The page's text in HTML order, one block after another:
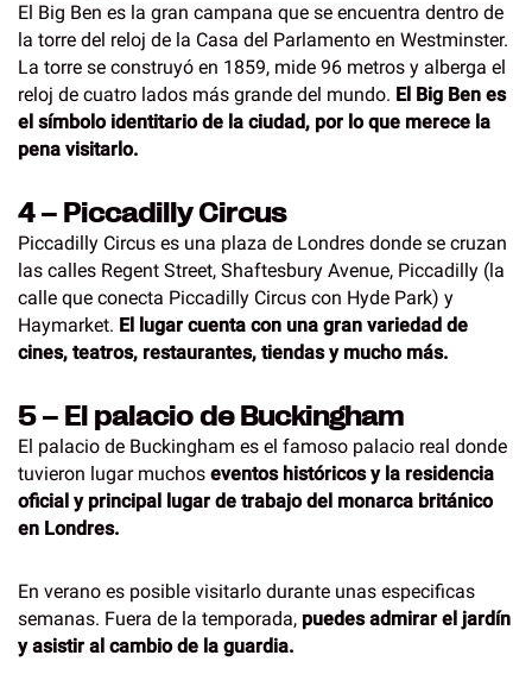
El Big Ben es la gran campana que se encuentra dentro de
la torre del reloj de la Casa del Parlamento en Westminster.
La torre se construyó en 1859, mide 96 metros y alberga el
reloj de cuatro lados más grande del mundo. El Big Ben es
el símbolo identitario de la ciudad, por lo que merece la
pena visitarlo.
4 – Piccadilly Circus
Piccadilly Circus es una plaza de Londres donde se cruzan
las calles Regent Street, Shaftesbury Avenue, Piccadilly (la
calle que conecta Piccadilly Circus con Hyde Park) y
Haymarket. El lugar cuenta con una gran variedad de
cines, teatros, restaurantes, tiendas y mucho más.
5 – El palacio de Buckingham
El palacio de Buckingham es el famoso palacio real donde
tuvieron lugar muchos eventos históricos y la residencia
oficial y principal lugar de trabajo del monarca británico
en Londres.
En verano es posible visitarlo durante unas especificas
semanas. Fuera de la temporada, puedes admirar el jardín
y asistir al cambio de la guardia.